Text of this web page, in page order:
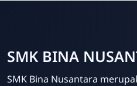
SMK BINA
SMK Bina Nusantara